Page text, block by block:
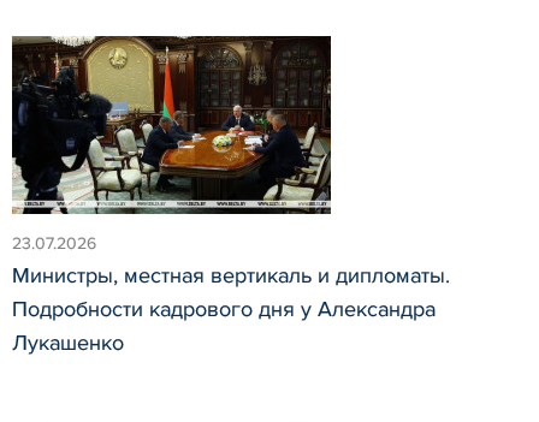
23.07.2026
Министры, местная вертикаль и дипломаты.
Подробности кадрового дня у Александра
Лукашенко